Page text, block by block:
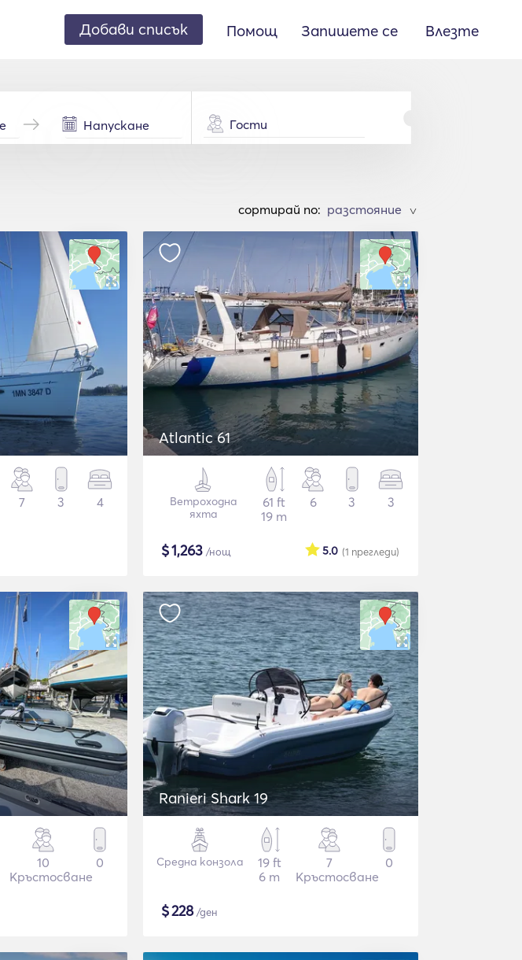
Добави списък Помощ Запишете се Влезте
Гости
cортирай по: >
7 3 4
Atlantic 61
Ветроходна
яхта
61 ft
19 m
6 3 3
$1,263 /нощ (1 прегледи)
5.0
10
Кръстосване
0
Ranieri Shark 19
Средна конзола
19 ft
6 m
7
Кръстосване
0
$228/ден